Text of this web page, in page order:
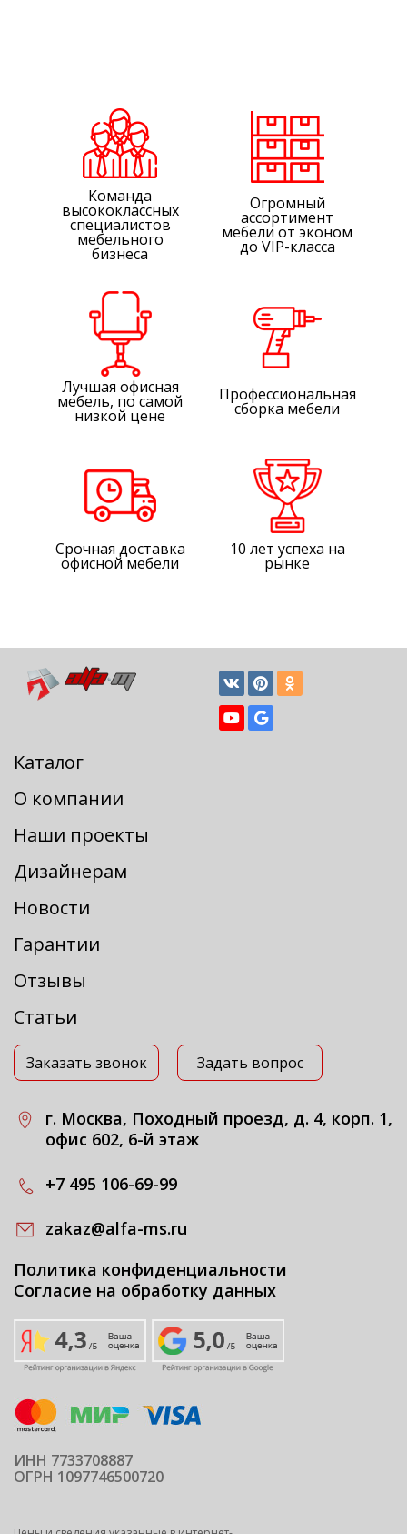
Команда
высококлассных
специалистов
мебельного
бизнеса
Огромный
ассортимент
мебели от эконом
до VIP-класса
Лучшая офисная
мебель, по самой
низкой цене
Профессиональная
сборка мебели
Срочная доставка
офисной мебели
10 лет успеха на
рынке
Каталог
О компании
Наши проекты
Дизайнерам
Новости
Гарантии
Отзывы
Статьи
Заказать звонок Задать вопрос
г. Москва, Походный проезд, д. 4, корп. 1,
офис 602, 6-й этаж
+7 495 106-69-99
zakaz@alfa-ms.ru
Политика конфиденциальности
Согласие на обработку данных
ИНН 7733708887
ОГРН 1097746500720